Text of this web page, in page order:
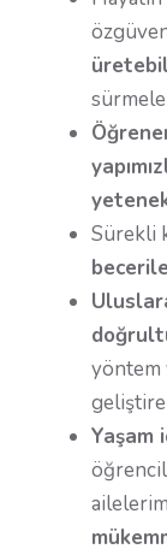
Sürekli
yöntem
Yaşam